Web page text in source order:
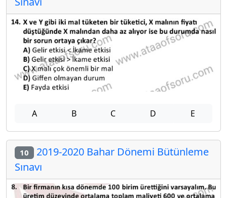
A B C D E
10 2019-2020 Bahar Dönemi Bütünleme
Sınavı